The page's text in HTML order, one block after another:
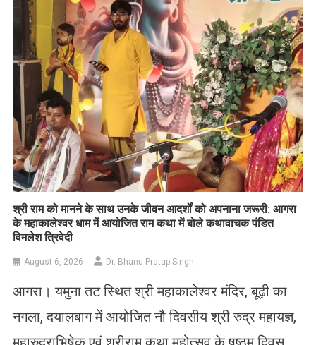
​श्री राम को मानने के साथ उनके जीवन आदर्शों को अपनाना जरूरी: आगरा
के महाकालेश्वर धाम में आयोजित राम कथा में बोले कथावाचक पंडित
विमलेश त्रिवेदी
August 6, 2026 Dr. Bhanu Pratap Singh
आगरा। यमुना तट स्थित श्री महाकालेश्वर मंदिर, बूढ़ी का
नगला, दयालबाग में आयोजित नौ दिवसीय श्री रुद्र महायज्ञ,